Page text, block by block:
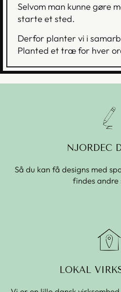
Selvom man kunne gøre
starte et sted.
Derfor planter vi i
Planted et træ for hver
NJORDEC
Så du kan få designs med
findes andre
LOKAL